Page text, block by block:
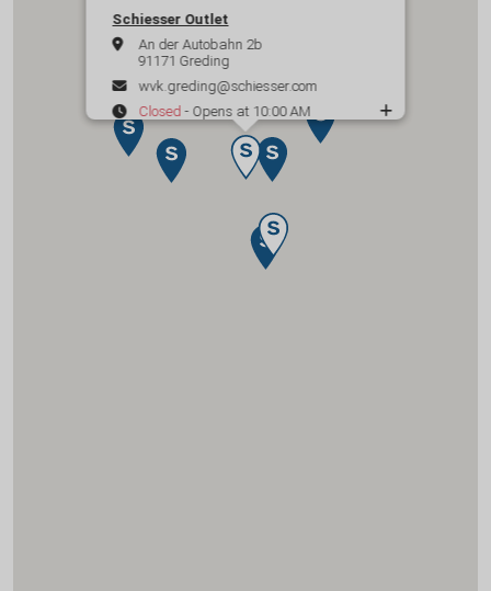
Schiesser Outlet
An der Autobahn 2b
91171 Greding
wvk.greding@schiesser.com
Closed - Opens at 10:00 AM